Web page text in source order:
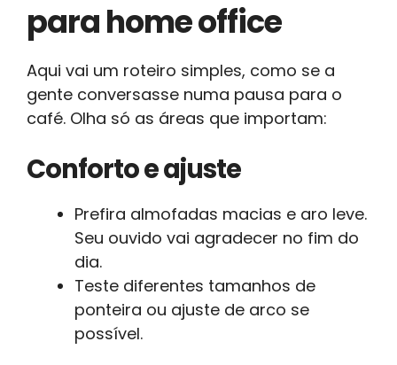
para home office
Aqui vai um roteiro simples, como se a
gente conversasse numa pausa para o
café. Olha só as áreas que importam:
Conforto e ajuste
Prefira almofadas macias e aro leve.
Seu ouvido vai agradecer no fim do
dia.
Teste diferentes tamanhos de
ponteira ou ajuste de arco se
possível.